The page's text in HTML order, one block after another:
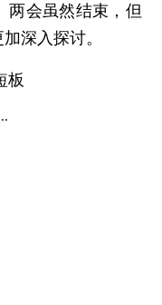
两会虽然结束，但
深入探讨。
板